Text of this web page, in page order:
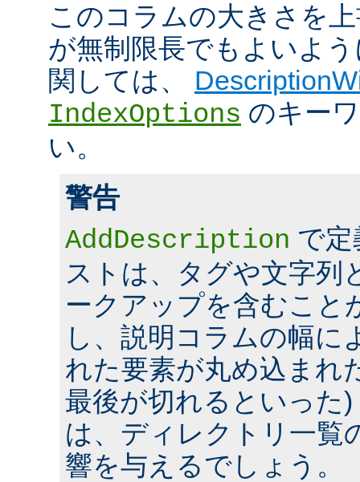
このコラムの大きさを
が無制限長でもよいよ
関しては、
IndexOptions のキー
い。
警告
AddDescription で
ストは、タグや文字列
ークアップを含むこと
し、説明コラムの幅に
れた要素が丸め込まれ
最後が切れるといった
は、ディレクトリ一覧
響を与えるでしょう。